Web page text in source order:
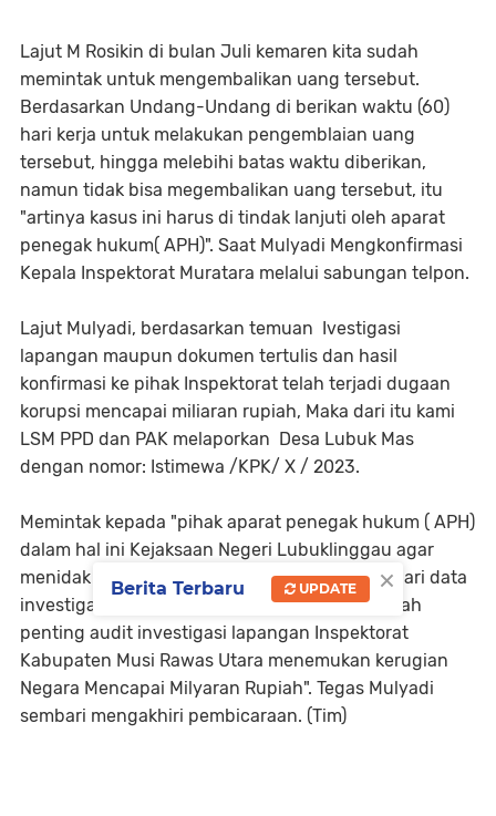
Lajut M Rosikin di bulan Juli kemaren kita sudah
memintak untuk mengembalikan uang tersebut.
Berdasarkan Undang-Undang di berikan waktu (60)
hari kerja untuk melakukan pengemblaian uang
tersebut, hingga melebihi batas waktu diberikan,
namun tidak bisa megembalikan uang tersebut, itu
"artinya kasus ini harus di tindak lanjuti oleh aparat
penegak hukum( APH)". Saat Mulyadi Mengkonfirmasi
Kepala Inspektorat Muratara melalui sabungan telpon.
Lajut Mulyadi, berdasarkan temuan Ivestigasi
lapangan maupun dokumen tertulis dan hasil
konfirmasi ke pihak Inspektorat telah terjadi dugaan
korupsi mencapai miliaran rupiah, Maka dari itu kami
LSM PPD dan PAK melaporkan Desa Lubuk Mas
dengan nomor: Istimewa /KPK/ X / 2023.
Memintak kepada "pihak aparat penegak hukum ( APH)
dalam hal ini Kejaksaan Negeri Lubuklinggau agar
menidak lajuti laporan kami yang bersumber dari data
investigasi lapangan, tertulis dan yang tak kalah
penting audit investigasi lapangan Inspektorat
Kabupaten Musi Rawas Utara menemukan kerugian
Negara Mencapai Milyaran Rupiah". Tegas Mulyadi
sembari mengakhiri pembicaraan. (Tim)
×
Berita Terbaru UPDATE